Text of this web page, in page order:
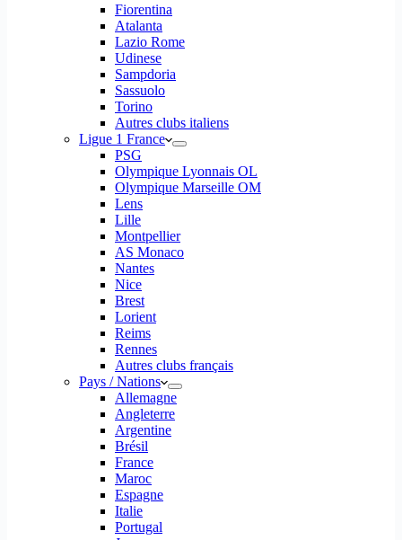
Fiorentina
Atalanta
Lazio Rome
Udinese
Sampdoria
Sassuolo
Torino
Autres clubs italiens
Ligue 1 France
PSG
Olympique Lyonnais OL
Olympique Marseille OM
Lens
Lille
Montpellier
AS Monaco
Nantes
Nice
Brest
Lorient
Reims
Rennes
Autres clubs français
Pays / Nations
Allemagne
Angleterre
Argentine
Brésil
France
Maroc
Espagne
Italie
Portugal